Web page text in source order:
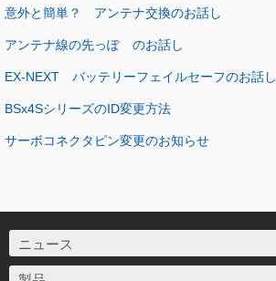
意外と簡単？ アンテナ交換のお話し
アンテナ線の先っぽ のお話し
EX-NEXT バッテリーフェイルセーフのお話し
BSx4SシリーズのID変更方法
サーボコネクタピン変更のお知らせ
ニュース